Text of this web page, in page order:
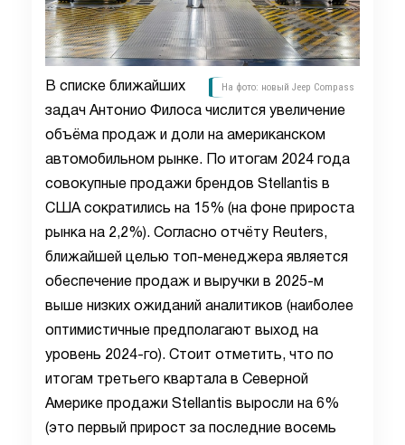
На фото: новый Jeep Compass
В списке ближайших
задач Антонио Филоса числится увеличение
объёма продаж и доли на американском
автомобильном рынке. По итогам 2024 года
совокупные продажи брендов Stellantis в
США сократились на 15% (на фоне прироста
рынка на 2,2%). Согласно отчёту Reuters,
ближайшей целью топ-менеджера является
обеспечение продаж и выручки в 2025-м
выше низких ожиданий аналитиков (наиболее
оптимистичные предполагают выход на
уровень 2024-го). Стоит отметить, что по
итогам третьего квартала в Северной
Америке продажи Stellantis выросли на 6%
(это первый прирост за последние восемь